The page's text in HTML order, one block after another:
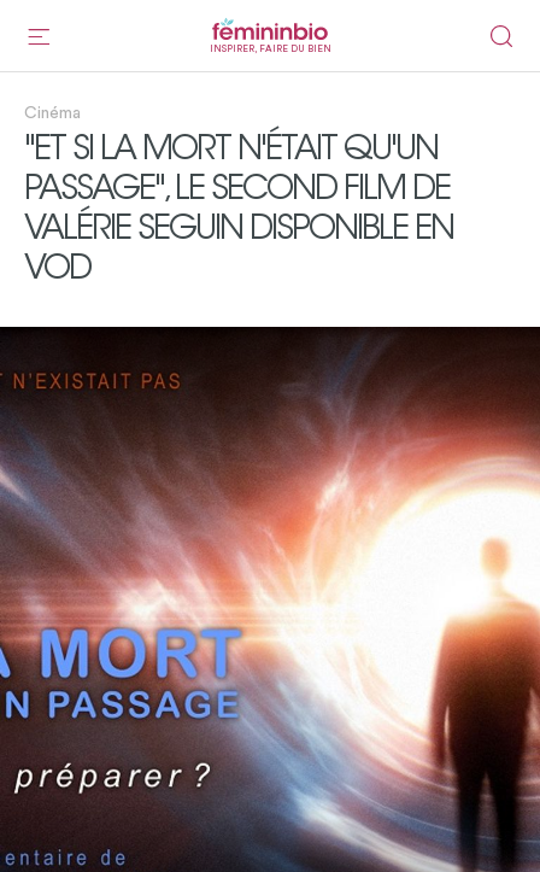
INSPIRER, FAIRE DU BIEN
Cinéma
"ET SI LA MORT N'ÉTAIT QU'UN
PASSAGE", LE SECOND FILM DE
VALÉRIE SEGUIN DISPONIBLE EN
VOD